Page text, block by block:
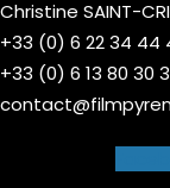
Christine SAINT-
+33 (0) 6 22 34 44
+33 (0) 6 13 80 30